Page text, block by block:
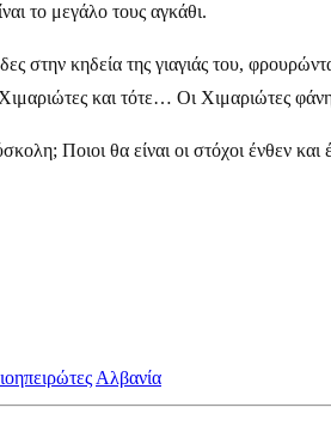
το μεγάλο τους αγκάθι.
στην κηδεία της γιαγιάς του,
και τότε… Οι Χιμαριώτες
Ποιοι θα είναι οι στόχοι ένθεν και
Αλβανία